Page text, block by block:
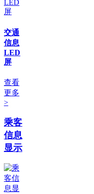
交通
信息
LED
屏
查看
更多
>
乘客
信息
显示